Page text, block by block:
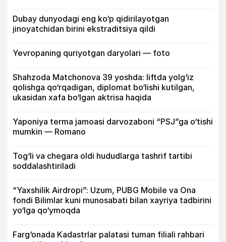
Dubay dunyodagi eng ko‘p qidirilayotgan
jinoyatchidan birini ekstraditsiya qildi
Yevropaning quriyotgan daryolari — foto
Shahzoda Matchonova 39 yoshda: liftda yolg‘iz
qolishga qo‘rqadigan, diplomat bo‘lishi kutilgan,
ukasidan xafa bo‘lgan aktrisa haqida
Yaponiya terma jamoasi darvozaboni “PSJ”ga o‘tishi
mumkin — Romano
Tog‘li va chegara oldi hududlarga tashrif tartibi
soddalashtiriladi
“Yaxshilik Airdropi”: Uzum, PUBG Mobile va Ona
fondi Bilimlar kuni munosabati bilan xayriya tadbirini
yo‘lga qo‘ymoqda
Farg‘onada Kadastrlar palatasi tuman filiali rahbari